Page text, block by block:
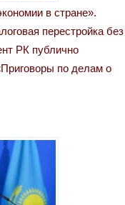
в стране».
перестройка без
РК публично
по делам о